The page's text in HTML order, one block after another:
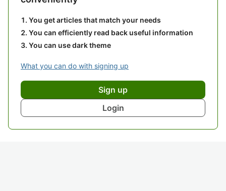
You get articles that match your needs
You can efficiently read back useful information
You can use dark theme
What you can do with signing up
Sign up
Login